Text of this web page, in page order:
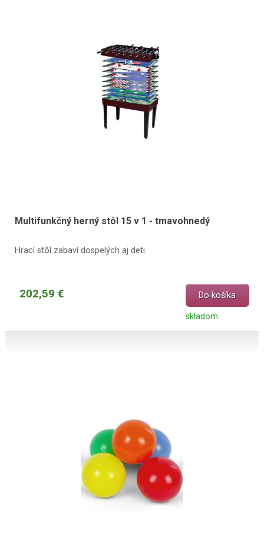
Multifunkčný herný stôl 15 v 1 - tmavohnedý
Hrací stôl zabaví dospelých aj deti.
202,59 € Do košíka
skladom